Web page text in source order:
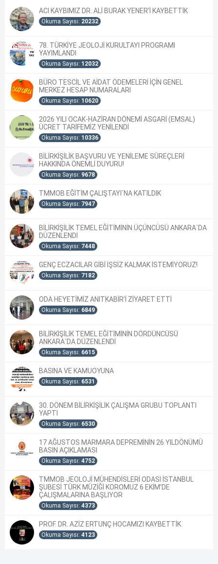
ACI KAYBIMIZ DR. ALİ BURAK YENER’İ KAYBETTİK
Okuma Sayısı: 20232
78. TÜRKİYE JEOLOJİ KURULTAYI PROGRAMI
YAYIMLANDI
Okuma Sayısı: 12032
BÜRO TESCİL VE AİDAT ÖDEMELERİ İÇİN GENEL
MERKEZ HESAP NUMARALARI
Okuma Sayısı: 10620
2026 YILI OCAK-HAZİRAN DÖNEMİ ASGARİ (EMSAL)
ÜCRET TARİFEMİZ YENİLENDİ
Okuma Sayısı: 10336
BİLİRKİŞİLİK BAŞVURU VE YENİLEME SÜREÇLERİ
HAKKINDA ÖNEMLİ DUYURU!
Okuma Sayısı: 9678
TMMOB EĞİTİM ÇALIŞTAYI`NA KATILDIK
Okuma Sayısı: 7947
BİLİRKİŞİLİK TEMEL EĞİTİMİNİN ÜÇÜNCÜSÜ ANKARA`DA
DÜZENLENDİ
Okuma Sayısı: 7448
GENÇ ECZACILAR GİBİ İŞSİZ KALMAK İSTEMİYORUZ!
Okuma Sayısı: 7182
ODA HEYETİMİZ ANITKABİR’İ ZİYARET ETTİ
Okuma Sayısı: 6849
BİLİRKİŞİLİK TEMEL EĞİTİMİNİN DÖRDÜNCÜSÜ
ANKARA`DA DÜZENLENDİ
Okuma Sayısı: 6615
BASINA VE KAMUOYUNA
Okuma Sayısı: 6531
30. DÖNEM BİLİRKİŞİLİK ÇALIŞMA GRUBU TOPLANTI
YAPTI
Okuma Sayısı: 6530
17 AĞUSTOS MARMARA DEPREMİNİN 26.YILDÖNÜMÜ
BASIN AÇIKLAMASI
Okuma Sayısı: 4752
TMMOB JEOLOJİ MÜHENDİSLERİ ODASI İSTANBUL
ŞUBESİ TÜRK MÜZİĞİ KOROMUZ 6 EKİM’DE
ÇALIŞMALARINA BAŞLIYOR
Okuma Sayısı: 4373
PROF. DR. AZİZ ERTUNÇ HOCAMIZI KAYBETTİK
Okuma Sayısı: 4123